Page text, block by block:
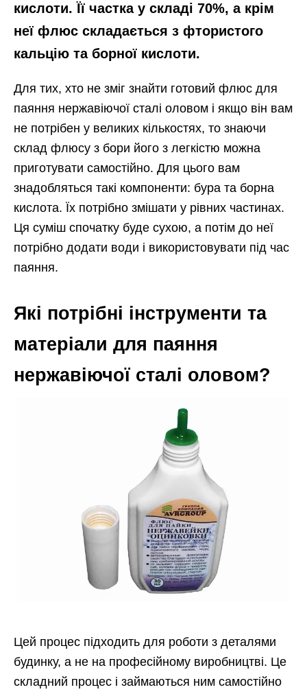
кислоти. Її частка у складі 70%, а крім
неї флюс складається з фтористого
кальцію та борної кислоти.
Для тих, хто не зміг знайти готовий флюс для
паяння нержавіючої сталі оловом і якщо він вам
не потрібен у великих кількостях, то знаючи
склад флюсу з бори його з легкістю можна
приготувати самостійно. Для цього вам
знадобляться такі компоненти: бура та борна
кислота. Їх потрібно змішати у рівних частинах.
Ця суміш спочатку буде сухою, а потім до неї
потрібно додати води і використовувати під час
паяння.
Які потрібні інструменти та
матеріали для паяння
нержавіючої сталі оловом?
Цей процес підходить для роботи з деталями
будинку, а не на професійному виробництві. Це
складний процес і займаються ним самостійно